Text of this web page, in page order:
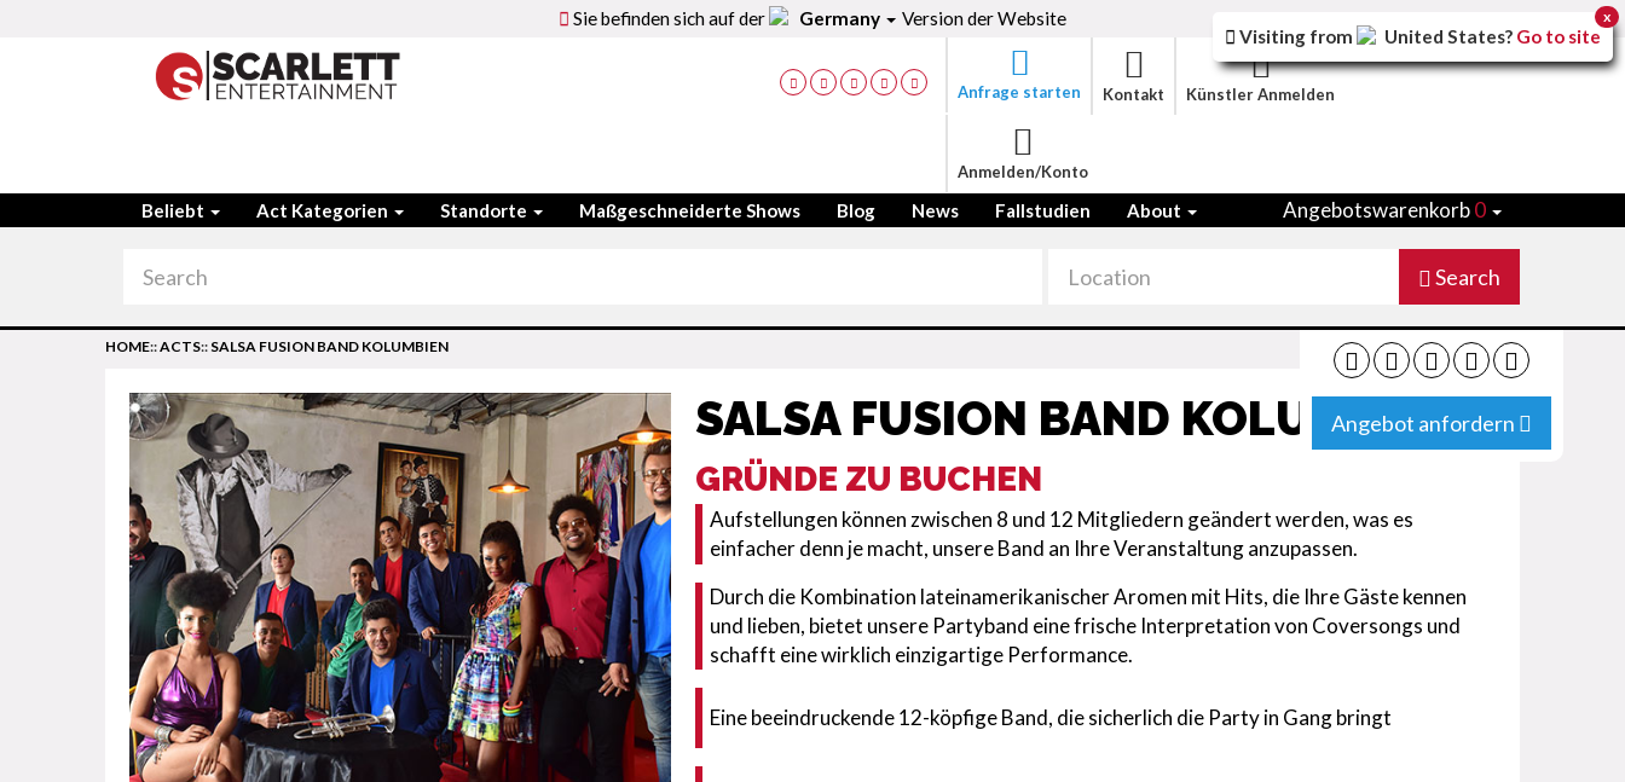
Sie befinden sich auf der Germany Version der Website
Anfrage starten Kontakt Künstler Anmelden
Anmelden/Konto
Beliebt Act Kategorien Standorte Maßgeschneiderte Shows Blog News Fallstudien About Angebotswarenkorb0
Search
Angebot anfordern
HOME::ACTS:: SALSA FUSION BAND KOLUMBIEN
SALSA FUSION BAND KOLUMBIEN
GRÜNDE ZU BUCHEN
Aufstellungen können zwischen 8 und 12 Mitgliedern geändert werden, was es
einfacher denn je macht, unsere Band an Ihre Veranstaltung anzupassen.
Durch die Kombination lateinamerikanischer Aromen mit Hits, die Ihre Gäste kennen
und lieben, bietet unsere Partyband eine frische Interpretation von Coversongs und
schafft eine wirklich einzigartige Performance.
Eine beeindruckende 12-köpfige Band, die sicherlich die Party in Gang bringt
Visiting from United States? Go to site
x